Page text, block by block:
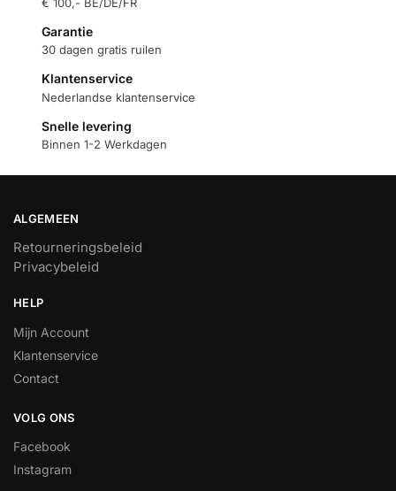
Garantie
30 dagen gratis ruilen
Klantenservice
Nederlandse klantenservice
Snelle levering
Binnen 1-2 Werkdagen
ALGEMEEN
Retourneringsbeleid
Privacybeleid
HELP
Mijn Account
Klantenservice
Contact
VOLG ONS
Facebook
Instagram